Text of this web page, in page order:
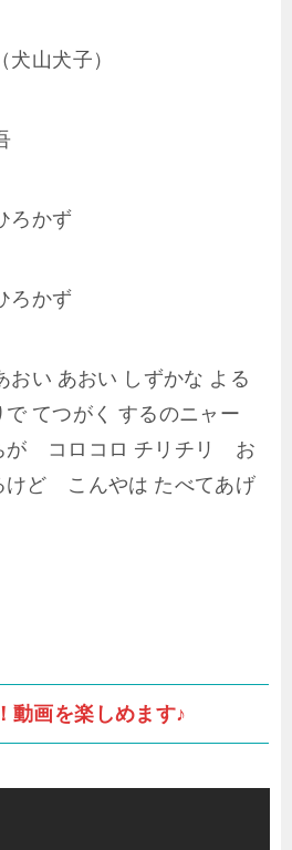
山犬子）
ろかず
ろかず
おい あおい しずかな よる
てつがく するのニャー
が コロコロ チリチリ お
けど こんやは たべてあげ
動画を楽しめます♪